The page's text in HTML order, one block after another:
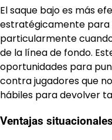
El saque bajo es más
estratégicamente para
particularmente
de la línea de fondo.
oportunidades para
contra jugadores que
hábiles para devolver
Ventajas